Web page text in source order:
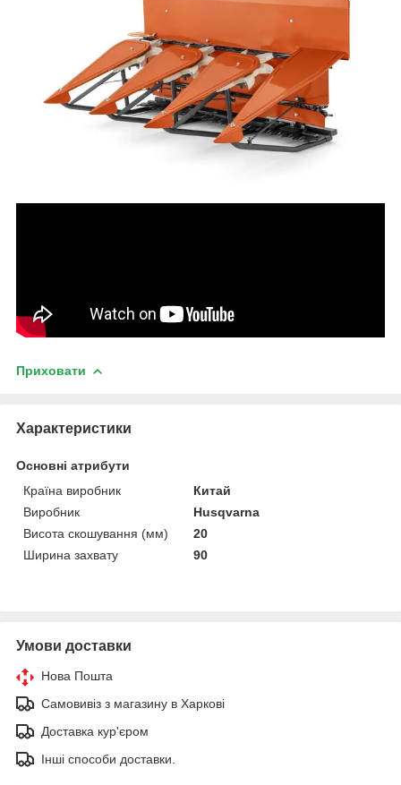
Приховати
Характеристики
Основні атрибути
Країна виробник
Китай
Виробник
Husqvarna
Висота скошування (мм)
20
Ширина захвату
90
Умови доставки
Нова Пошта
Самовивіз з магазину в Харкові
Доставка кур'єром
Інші способи доставки.